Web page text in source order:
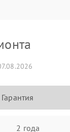
Гарантия
2 года